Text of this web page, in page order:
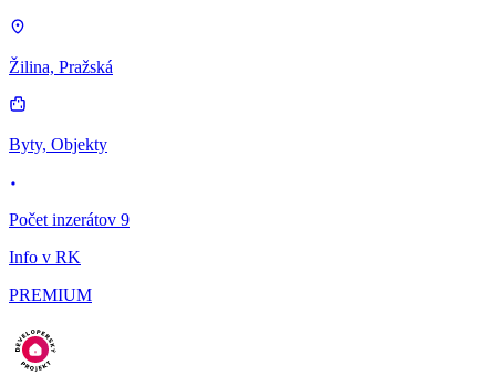
Žilina, Pražská
Byty, Objekty
Počet inzerátov 9
Info v RK
PREMIUM